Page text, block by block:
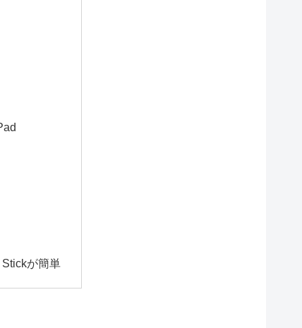
が簡単